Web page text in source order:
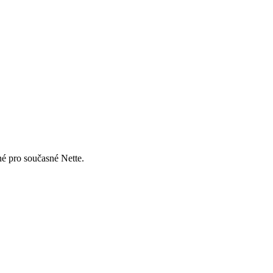
pro současné Nette.